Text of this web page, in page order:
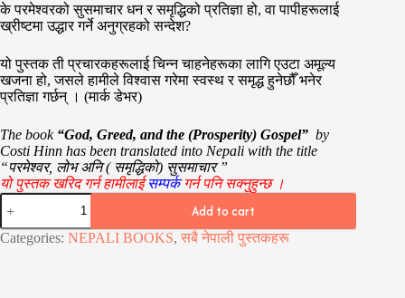
के परमेश्वरको सुसमाचार धन र समृद्धिको प्रतिज्ञा हो, वा पापीहरूलाई
ख्रीष्टमा उद्धार गर्ने अनुग्रहको सन्देश?
यो पुस्तक ती प्रचारकहरूलाई चिन्न चाहनेहरूका लागि एउटा अमूल्य
खजना हो, जसले हामीले विश्वास गरेमा स्वस्थ र समृद्ध हुनेछौँ भनेर
प्रतिज्ञा गर्छन् । (मार्क डेभर)
The book “God, Greed, and the (Prosperity) Gospel” by
Costi Hinn has been translated into Nepali with the title
“परमेश्वर, लोभ अनि ( समृद्धिको) सुसमाचार ”
यो पुस्तक खरिद गर्न हामीलाईसम्पर्कगर्न पनिसक्नुहुन्छ ।
परमेश्वर,
लोभ
अनि
(
Add to cart
Categories: NEPALI BOOKS, सबै नेपाली पुस्तकहरू